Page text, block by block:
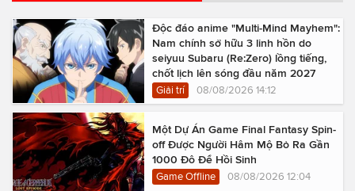
Độc đáo anime "Multi-Mind Mayhem":
Nam chính sở hữu 3 linh hồn do
seiyuu Subaru (Re:Zero) lồng tiếng,
chốt lịch lên sóng đầu năm 2027
Giải trí 08/08/2026 14:12
Một Dự Án Game Final Fantasy Spin-
off Được Người Hâm Mộ Bỏ Ra Gần
1000 Đô Để Hồi Sinh
Game Offline 08/08/2026 12:04